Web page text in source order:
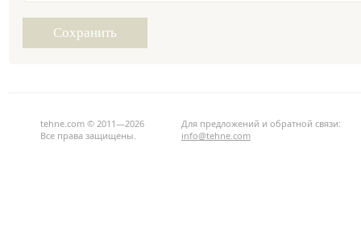
tehne.com © 2011—2026
Все права защищены.
Для предложений и обратной связи:
info@tehne.com